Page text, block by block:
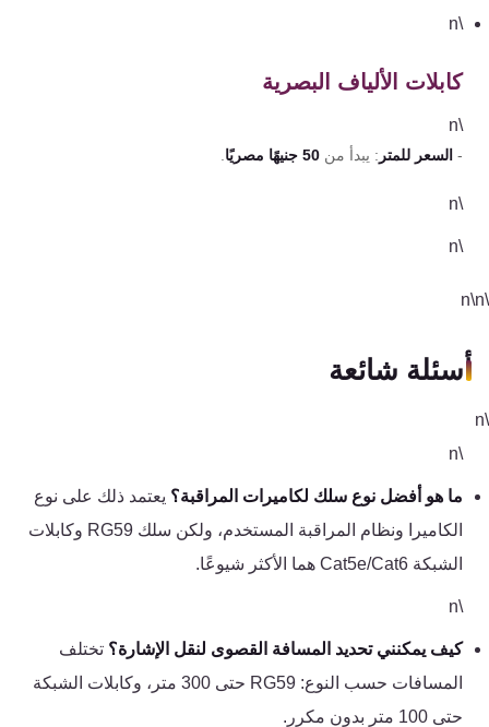
\n
كابلات الألياف البصرية
السعر للمتر: يبدأ من50 جنيهًا مصريًا .
أسئلة شائعة
ما هو أفضل نوع سلك لكاميرات المراقبة؟يعتمد ذلك على نوع
الكاميرا ونظام المراقبة المستخدم، ولكن سلك RG59 وكابلات
الشبكة Cat5e/Cat6 هما الأكثر شيوعًا.
كيف يمكنني تحديد المسافة القصوى لنقل الإشارة؟تختلف
المسافات حسب النوع: RG59 حتى 300 متر، وكابلات الشبكة
حتى 100 متر بدون مكرر.